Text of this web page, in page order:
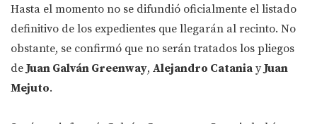
Hasta el momento no se difundió oficialmente el listado
definitivo de los expedientes que llegarán al recinto. No
obstante, se confirmó que no serán tratados los pliegos
deJuan Galván Greenway, Alejandro Catania yJuan
Mejuto.